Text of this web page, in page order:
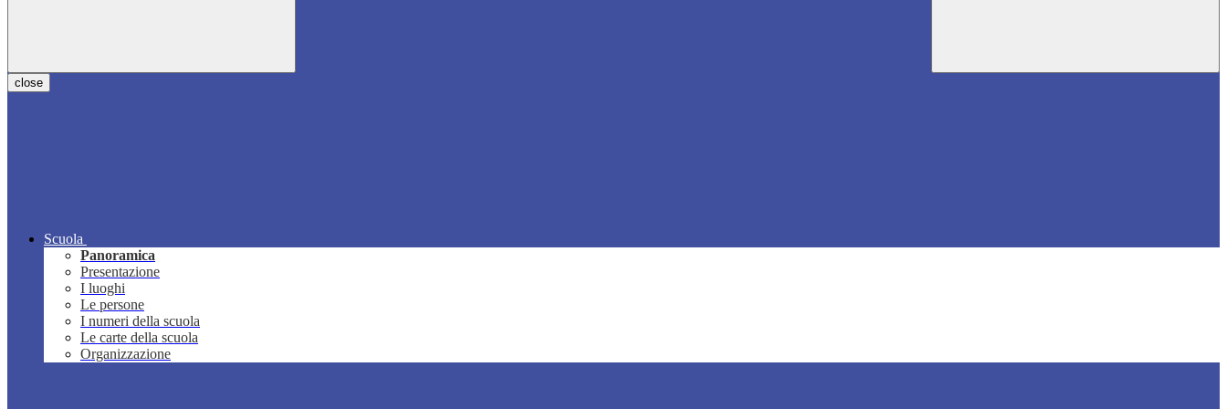
close
Scuola
Panoramica
Presentazione
I luoghi
Le persone
I numeri della scuola
Le carte della scuola
Organizzazione